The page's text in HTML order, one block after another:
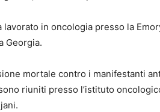
in oncologia presso la
Georgia.
mortale contro i manifestanti
riuniti presso l’istituto